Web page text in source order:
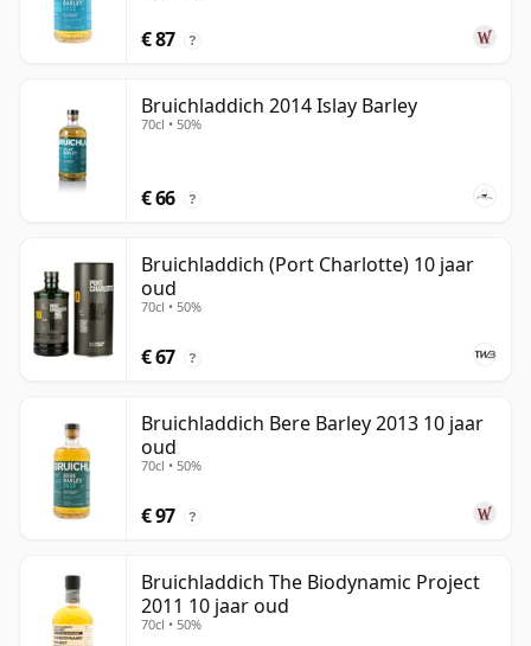
€ 87 ?
Bruichladdich 2014 Islay Barley
70cl • 50%
€ 66 ?
Bruichladdich (Port Charlotte) 10 jaar
oud
70cl • 50%
€ 67 ?
Bruichladdich Bere Barley 2013 10 jaar
oud
70cl • 50%
€ 97 ?
Bruichladdich The Biodynamic Project
2011 10 jaar oud
70cl • 50%